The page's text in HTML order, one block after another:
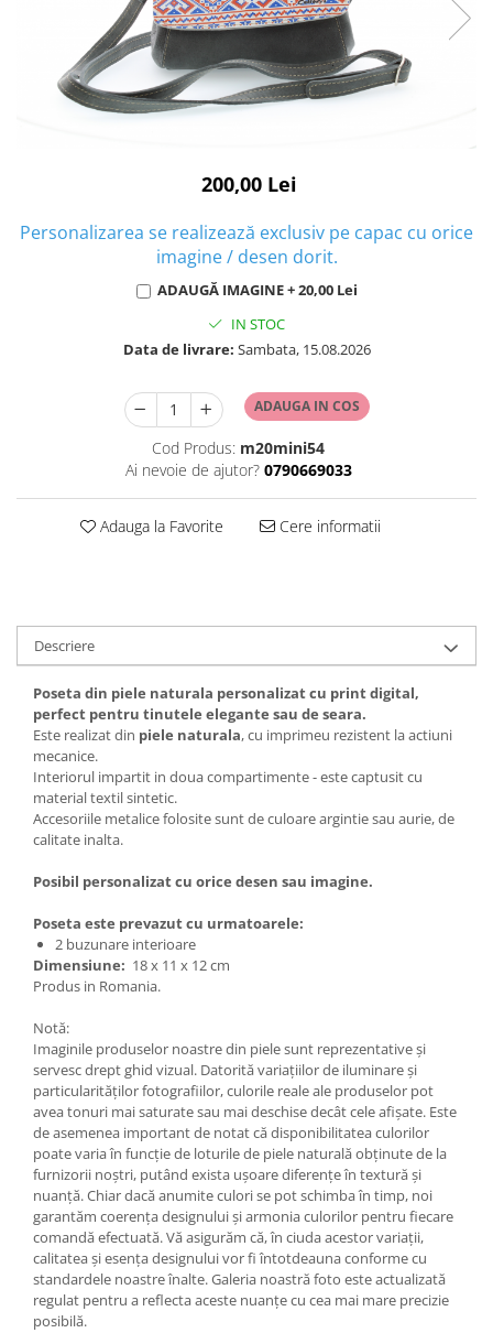
200,00 Lei
Personalizarea se realizează exclusiv pe capac cu orice
imagine / desen dorit.
ADAUGĂ IMAGINE + 20,00 Lei
IN STOC
Data de livrare: Sambata, 15.08.2026
ADAUGA IN COS
Cod Produs: m20mini54
Ai nevoie de ajutor? 0790669033
Adauga la Favorite Cere informatii
Descriere
Poseta din piele naturala personalizat cu print digital,
perfect pentru tinutele elegante sau de seara.
Este realizat din piele naturala, cu imprimeu rezistent la actiuni
mecanice.
Interiorul impartit in doua compartimente - este captusit cu
material textil sintetic.
Accesoriile metalice folosite sunt de culoare argintie sau aurie, de
calitate inalta.
Posibil personalizat cu orice desen sau imagine.
Poseta este prevazut cu urmatoarele:
2 buzunare interioare
Dimensiune: 18 x 11 x 12 cm
Produs in Romania.
Notă:
Imaginile produselor noastre din piele sunt reprezentative și
servesc drept ghid vizual. Datorită variațiilor de iluminare și
particularităților fotografiilor, culorile reale ale produselor pot
avea tonuri mai saturate sau mai deschise decât cele afișate. Este
de asemenea important de notat că disponibilitatea culorilor
poate varia în funcție de loturile de piele naturală obținute de la
furnizorii noștri, putând exista ușoare diferențe în textură și
nuanță. Chiar dacă anumite culori se pot schimba în timp, noi
garantăm coerența designului și armonia culorilor pentru fiecare
comandă efectuată. Vă asigurăm că, în ciuda acestor variații,
calitatea și esența designului vor fi întotdeauna conforme cu
standardele noastre înalte. Galeria noastră foto este actualizată
regulat pentru a reflecta aceste nuanțe cu cea mai mare precizie
posibilă.